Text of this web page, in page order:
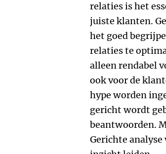
relaties is het
juiste klanten.
het goed
relaties te
alleen rendabel
ook voor de
hype worden
gericht wordt
beantwoorden.
Gerichte